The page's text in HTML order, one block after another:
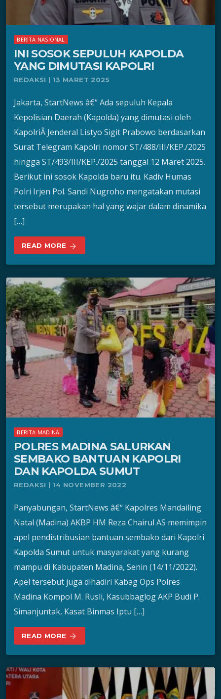
BERITA NASIONAL
INI SOSOK SEPULUH KAPOLDA
YANG DIMUTASI KAPOLRI
REDAKSI | 13 MARET 2025
Jakarta, StartNews â€“ Ada sepuluh Kepala
Kepolisian Daerah (Kapolda) yang dimutasi oleh
KapolriÂ Jenderal Listyo Sigit Prabowo berdasarkan
Surat Telegram Kapolri nomor ST/488/III/KEP./2025
hingga ST/493/III/KEP./2025 tanggal 12 Maret 2025.
Berikut ini sosok Kapolda baru itu. Kadiv Humas
Polri Irjen Pol. Sandi Nugroho mengatakan mutasi
tersebut merupakan hal yang wajar dalam dinamika
[…]
READ MORE arrow_forward
BERITA MADINA
POLRES MADINA SALURKAN
SEMBAKO BANTUAN KAPOLRI
DAN KAPOLDA SUMUT
REDAKSI | 14 NOVEMBER 2022
Panyabungan, StartNews â€“ Kapolres Mandailing
Natal (Madina) AKBP HM Reza Chairul AS memimpin
apel pendistribusian bantuan sembako dari Kapolri
Kapolda Sumut untuk masyarakat yang kurang
mampu di Kabupaten Madina, Senin (14/11/2022).
Apel tersebut juga dihadiri Kabag Ops Polres
Madina Kompol M. Rusli, Kasubbaglog AKP Budi P.
Simanjuntak, Kasat Binmas Iptu […]
READ MORE arrow_forward